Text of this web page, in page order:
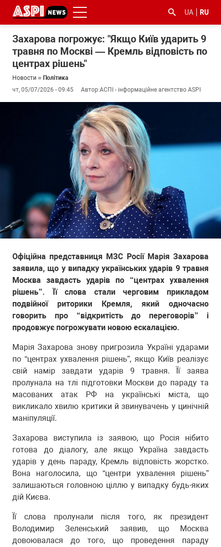
UA RU
Захарова погрожує: "Якщо Київ ударить 9
травня по Москві — Кремль відповість по
центрах рішень"
Новости » Політика
чт, 05/07/2026 - 09:45
Автор:АСПІ - інформаційне агентство ASPI
Офіційна представниця МЗС Росії Марія Захарова
заявила, що у випадку українських ударів 9 травня
Москва завдасть ударів по “центрах ухвалення
рішень”. Її слова стали черговим прикладом
подвійної риторики Кремля, який одночасно
говорить про “відкритість до переговорів” і
продовжує погрожувати новою ескалацією.
Марія Захарова знову пригрозила Україні ударами
по “центрах ухвалення рішень”, якщо Київ реалізує
свій намір завдати ударів 9 травня. Її заява
пролунала на тлі підготовки Москви до параду та
масованих атак РФ на українські міста, що
викликало хвилю критики й звинувачень у цинічній
маніпуляції.
Захарова виступила із заявою, що Росія нібито
готова до діалогу, але якщо Україна завдасть
ударів у день параду, Кремль відповість жорстко.
Вона наголосила, що “центри ухвалення рішень”
залишаються головною ціллю у випадку будь-яких
дій Києва.
Її слова пролунали після того, як президент
Володимир Зеленський заявив, що Москва
довоювалася до того, що проведення параду
корупцією
#гфс #Киев